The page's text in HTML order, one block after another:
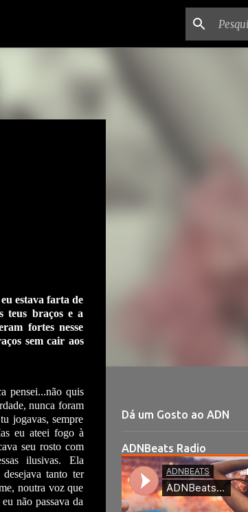
estava farta de
teus braços e a
fortes nesse
sem cair aos
pensei...não quis
nunca foram
jogavas, sempre
eu ateei fogo à
seu rosto com
ilusivas. Ela
tanto ter
noutra voz que
não passava da
Dá um Gosto ao ADN
ADNBeats Radio